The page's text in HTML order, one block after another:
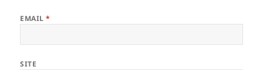
EMAIL*
SITE